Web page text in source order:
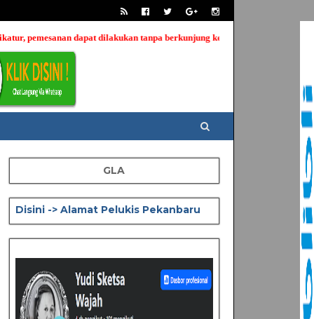
dilakukan tanpa berkunjung kelokasi kami, cukup melakukan
GLA
Disini -> Alamat Pelukis Pekanbaru